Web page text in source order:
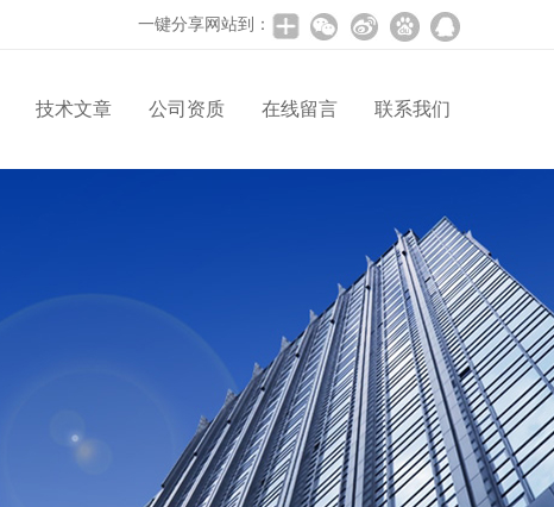
一键分享网站到：
技术文章 公司资质 在线留言 联系我们